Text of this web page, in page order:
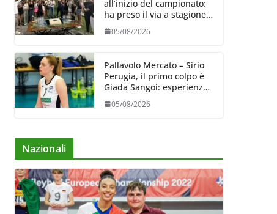
all’inizio del campionato:
ha preso il via a stagione
delle Black Angels
05/08/2026
Pallavolo Mercato – Sirio
Perugia, il primo colpo è
Giada Sangoi: esperienza
e talento in attacco
05/08/2026
Nazionali